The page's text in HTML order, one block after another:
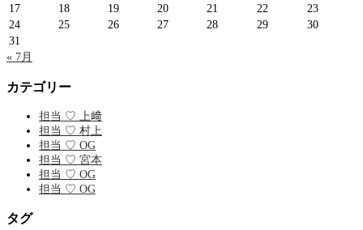
17
18 19 20 21 22
23
24
25 26 27 28 29
30
31
« 7月
カテゴリー
担当 ♡ 上﨑
担当 ♡ 村上
担当 ♡ OG
担当 ♡ 宮本
担当 ♡ OG
担当 ♡ OG
タグ